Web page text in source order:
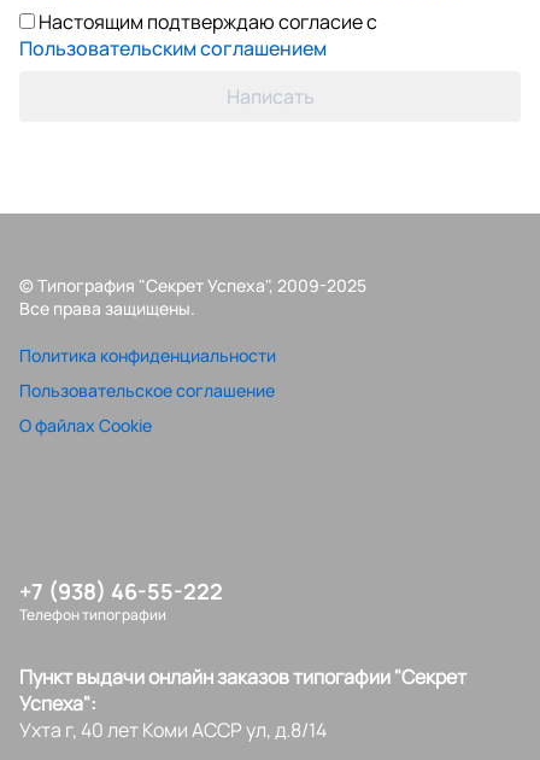
Настоящим подтверждаю согласие с
Пользовательским соглашением
Написать
© Типография "Секрет Успеха", 2009-2025
Все права защищены.
Политика конфиденциальности
Пользовательское соглашение
О файлах Cookie
+7 (938) 46-55-222
Телефон типографии
Пункт выдачи онлайн заказов типогафии "Секрет
Успеха":
Ухта г, 40 лет Коми АССР ул, д.8/14